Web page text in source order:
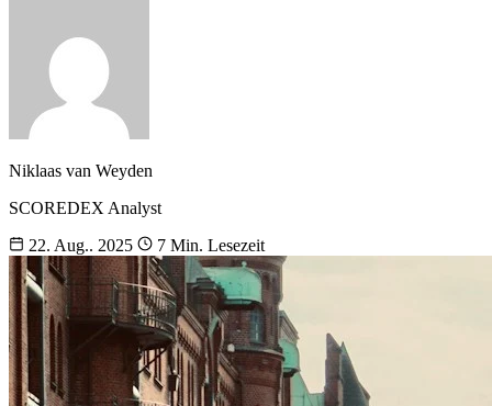
Niklaas van Weyden
SCOREDEX Analyst
22. Aug.. 2025
7 Min. Lesezeit